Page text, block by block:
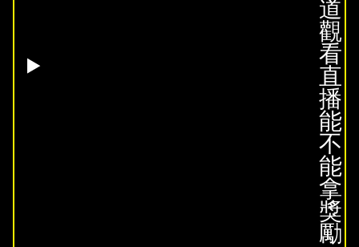
道
觀
看
直
播
能
不
能
拿
獎
勵